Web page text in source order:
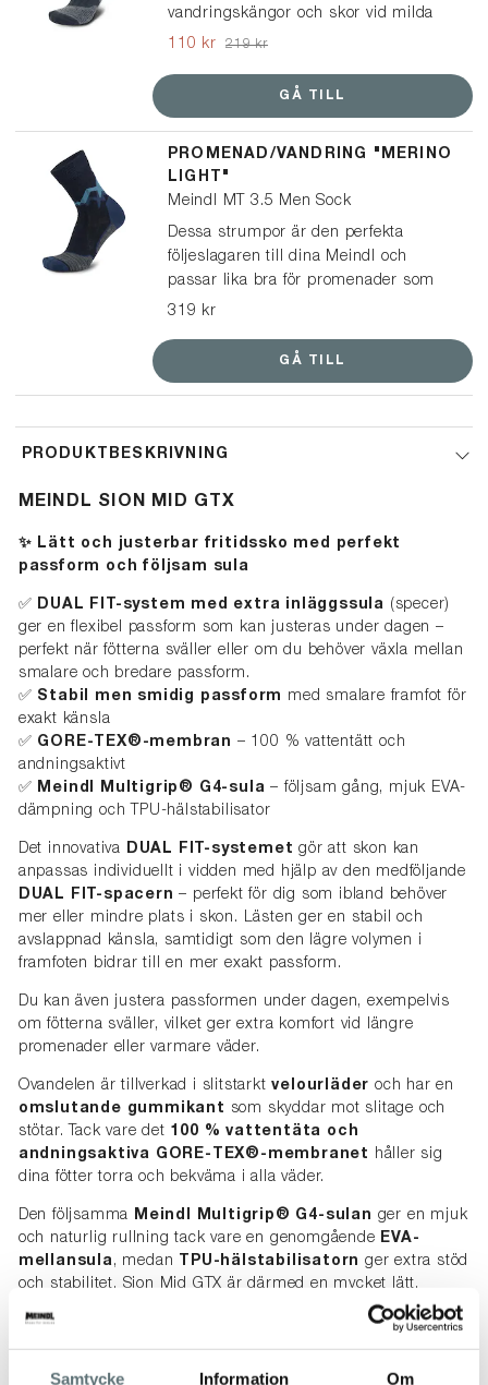
Samtycke Information Om
vandringskängor och skor vid milda
temperaturer. Tillverkade av
ergonomiska ventilationskanaler som
110 kr 219 kr
GÅ TILL
PROMENAD/VANDRING "MERINO
LIGHT"
Meindl MT 3.5 Men Sock
Dessa strumpor är den perfekta
följeslagaren till dina Meindl och
passar lika bra för promenader som
vandringar. En multifunktionell och lätt
merinoull och syntetiskt garn, vilket
balanserat klimat i dina skor.
319 kr
GÅ TILL
PRODUKTBESKRIVNING
MEINDL SION MID GTX
✨ Lätt och justerbar fritidssko med perfekt
passform och följsam sula
✅ DUAL FIT-system med extra inläggssula (specer)
ger en flexibel passform som kan justeras under dagen –
perfekt när fötterna sväller eller om du behöver växla mellan
smalare och bredare passform.
✅ Stabil men smidig passform med smalare framfot för
exakt känsla
✅ GORE-TEX®-membran – 100 % vattentätt och
andningsaktivt
✅ Meindl Multigrip® G4-sula – följsam gång, mjuk EVA-
dämpning och TPU-hälstabilisator
Det innovativa DUAL FIT-systemet gör att skon kan
anpassas individuellt i vidden med hjälp av den medföljande
DUAL FIT-spacern – perfekt för dig som ibland behöver
mer eller mindre plats i skon. Lästen ger en stabil och
avslappnad känsla, samtidigt som den lägre volymen i
framfoten bidrar till en mer exakt passform.
Du kan även justera passformen under dagen, exempelvis
om fötterna sväller, vilket ger extra komfort vid längre
promenader eller varmare väder.
Ovandelen är tillverkad i slitstarktvelourläder och har en
omslutande gummikant som skyddar mot slitage och
stötar. Tack vare det 100 % vattentäta och
andningsaktiva GORE-TEX®-membranet håller sig
dina fötter torra och bekväma i alla väder.
Den följsamma Meindl Multigrip® G4-sulan ger en mjuk
och naturlig rullning tack vare en genomgående EVA-
mellansula, medan TPU-hälstabilisatorn ger extra stöd
och stabilitet. Sion Mid GTX är därmed en mycket lätt,
skyddande och anpassningsbar fritidssko för både vardag
SKOVÅRD